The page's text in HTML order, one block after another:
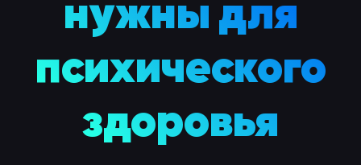
нужны для
психического
здоровья